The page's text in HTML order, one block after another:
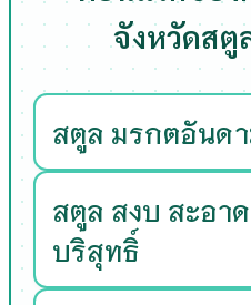
จังหวัดสตู
สตูล มรกตอันด
สตูล สงบ สะอา
บริสุทธิ์